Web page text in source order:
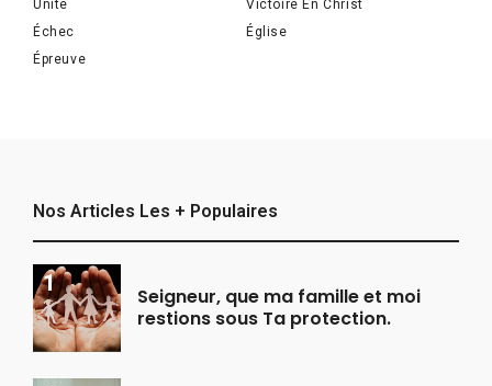
Unité
Victoire En Christ
Échec
Église
Épreuve
Nos Articles Les + Populaires
Seigneur, que ma famille et moi
restions sous Ta protection.